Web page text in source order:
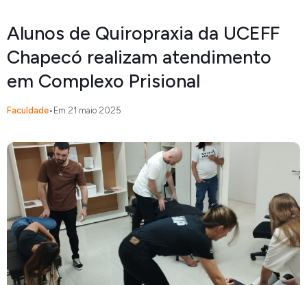
Alunos de Quiropraxia da UCEFF
Chapecó realizam atendimento
em Complexo Prisional
Faculdade• Em 21 maio 2025